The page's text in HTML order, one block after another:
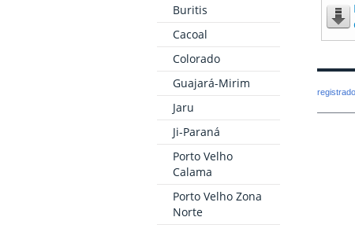
Buritis
Cacoal
Colorado
Guajará-Mirim
Jaru
Ji-Paraná
Porto Velho
Calama
Porto Velho Zona
Norte